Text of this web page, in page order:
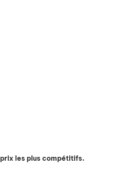
prix les plus compétitifs.